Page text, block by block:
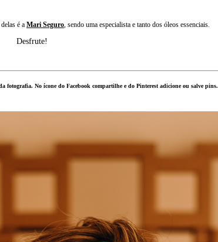
é a Mari Seguro, sendo uma especialista e tanto dos óleos essenciais.
Desfrute!
fotografia. No ícone do Facebook compartilhe e do Pinterest adicione ou salve pins.